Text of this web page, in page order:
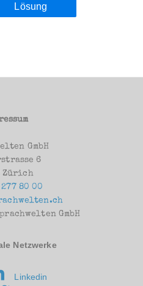
Lösung
GmbH
6
Zürich
80 00
GmbH
Netzwerke
Linkedin